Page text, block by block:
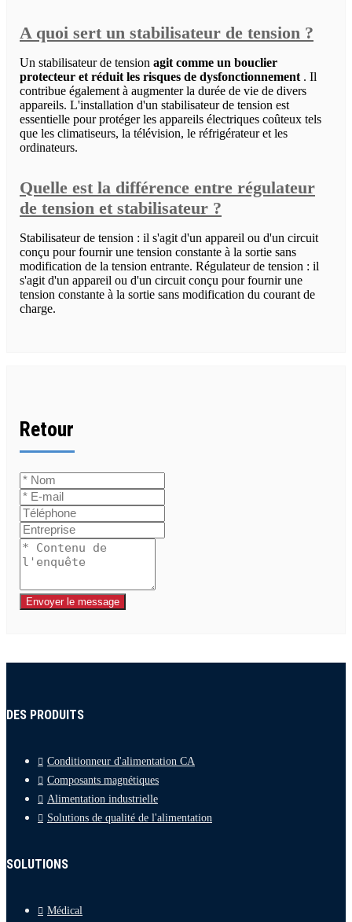
A quoi sert un stabilisateur de tension ?
Un stabilisateur de tension agit comme un bouclier
protecteur et réduit les risques de dysfonctionnement . Il
contribue également à augmenter la durée de vie de divers
appareils. L'installation d'un stabilisateur de tension est
essentielle pour protéger les appareils électriques coûteux tels
que les climatiseurs, la télévision, le réfrigérateur et les
ordinateurs.
Quelle est la différence entre régulateur
de tension et stabilisateur ?
Stabilisateur de tension : il s'agit d'un appareil ou d'un circuit
conçu pour fournir une tension constante à la sortie sans
modification de la tension entrante. Régulateur de tension : il
s'agit d'un appareil ou d'un circuit conçu pour fournir une
tension constante à la sortie sans modification du courant de
charge.
Retour
Envoyer le message
DES PRODUITS
Conditionneur d'alimentation CA
Composants magnétiques
Alimentation industrielle
Solutions de qualité de l'alimentation
SOLUTIONS
Médical